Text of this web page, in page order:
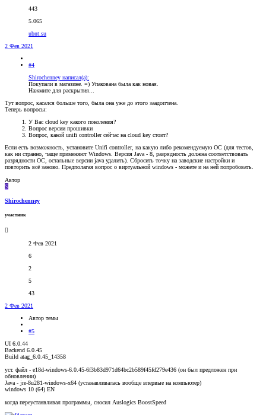
443
5.065
ubnt.su
2 Фев 2021
#4
Shirochenney написал(а):
Покупали в магазине. =) Упакована была как новая.
Нажмите для раскрытия...
Тут вопрос, касался больше того, была она уже до этого заадопчена.
Теперь вопросы:
У Вас cloud key какого поколения?
Вопрос версии прошивки
Вопрос, какой unifi controller сейчас на cloud key стоит?
Если есть возможность, установите Unifi controller, на какую либо рекомендуемую ОС (для тестов,
как ни странно, чаще применяют Windows. Версия Java - 8, разрядность должна соответствовать
разрядности ОС, остальные версии java удалить). Сбросить точку на заводские настройки и
повторить всё заново. Предполагая вопрос о виртуальной windows - можете и на ней попробовать.
Автор
S
Shirochenney
участник
2 Фев 2021
6
2
5
43
2 Фев 2021
Автор темы
#5
UI 6.0.44
Backend 6.0.45
Build atag_6.0.45_14358
уст. файл - e18d-windows-6.0.45-6f3b83d971d64bc2b589f45fd279e436 (он был предложен при
обновлении)
Java - jre-8u281-windows-x64 (устанавливалась вообще впервые на компьютер)
windows 10 (64) EN
когда переустанвливал программы, сносил Auslogics BoostSpeed